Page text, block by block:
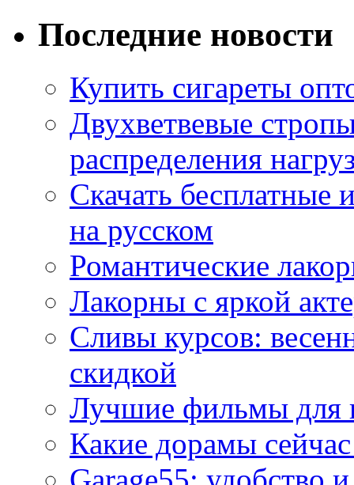
Последние новости
Купить сигареты
Двухветвевые
распределения
Скачать
на русском
Романтические
Лакорны с яркой
Сливы курсов:
скидкой
Лучшие фильмы для
Какие дорамы